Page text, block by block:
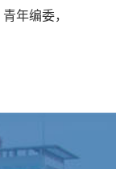
年编委，